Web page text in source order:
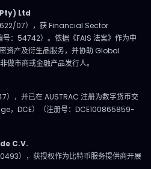
Ltd
07），获 Financial Sector
：54742）。依据《FAIS 法案》作为中
资产及衍生品服务，并协助 Global
做市商或金融产品发行人。
，并已在 AUSTRAC 注册为数字货币交
，DCE）（注册号：DCE100865859-
C.V.
），获授权作为比特币服务提供商开展